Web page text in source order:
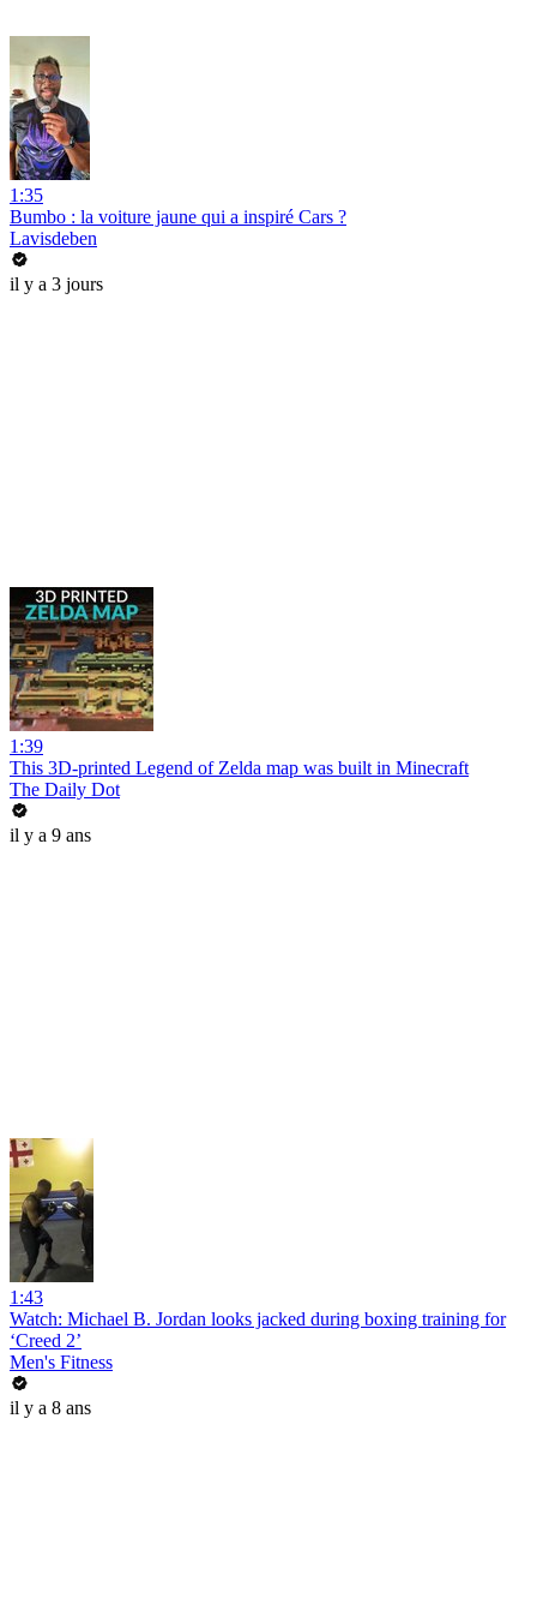
1:35
Bumbo : la voiture jaune qui a inspiré Cars ?
Lavisdeben
il y a 3 jours
1:39
This 3D-printed Legend of Zelda map was built in Minecraft
The Daily Dot
il y a 9 ans
1:43
Watch: Michael B. Jordan looks jacked during boxing training for
‘Creed 2’
Men's Fitness
il y a 8 ans